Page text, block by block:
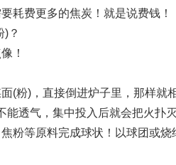
耗费更多的焦炭！就是说费钱！
？
！
(粉)，直接倒进炉子里，那样就
透气，集中投入后就会把火扑灭
粉等原料完成球状！以球团或烧